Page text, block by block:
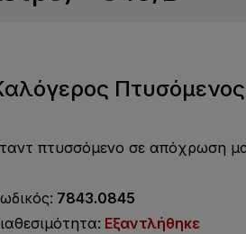
πτυσσόμενο σε απόχρωση
7843.0845
Εξαντλήθηκε